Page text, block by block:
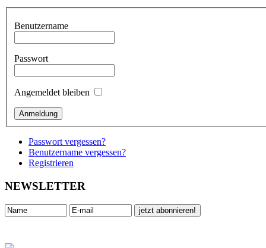
Benutzername
Passwort
Angemeldet bleiben
Passwort vergessen?
Benutzername vergessen?
Registrieren
NEWSLETTER